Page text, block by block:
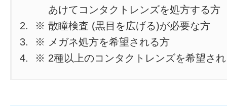
あけてコンタクトレンズを処方する方
※ 散瞳検査 (黒目を広げる)が必要な方
※ メガネ処方を希望される方
※ 2種以上のコンタクトレンズを希望さ